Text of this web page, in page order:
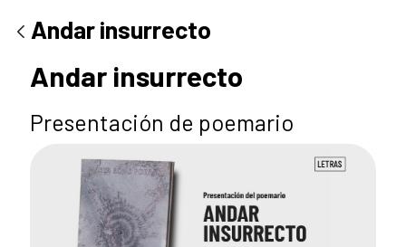
Andar insurrecto
Andar insurrecto
Presentación de poemario